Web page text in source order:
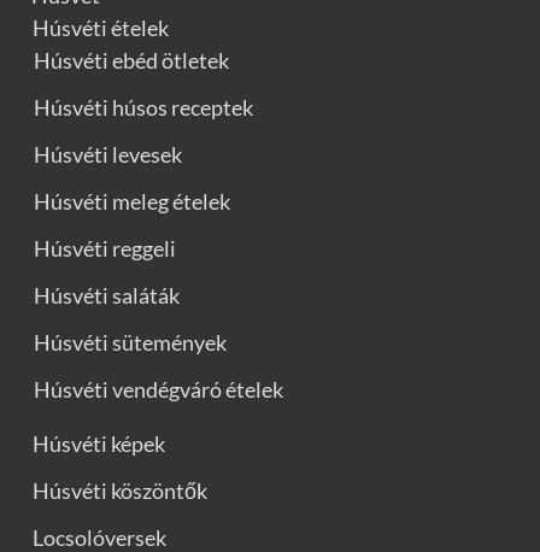
Húsvéti ételek
Húsvéti ebéd ötletek
Húsvéti húsos receptek
Húsvéti levesek
Húsvéti meleg ételek
Húsvéti reggeli
Húsvéti saláták
Húsvéti sütemények
Húsvéti vendégváró ételek
Húsvéti képek
Húsvéti köszöntők
Locsolóversek